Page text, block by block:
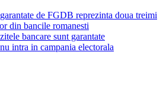
de FGDB reprezinta doua treimi
din bancile romanesti
bancare sunt garantate
intra in campania electorala